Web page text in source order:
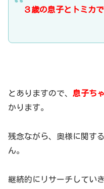
３歳の息子とトミカで
とありますので、 息子ち
かります。
残念ながら、奥様に関す
ん。
継続的にリサーチしてい